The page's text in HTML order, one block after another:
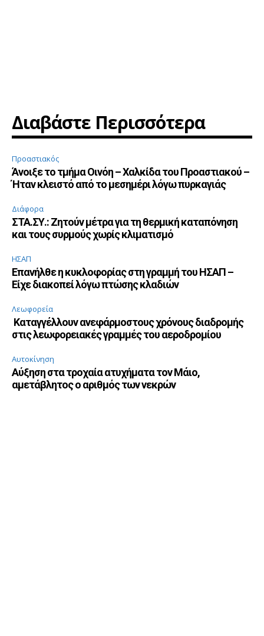
Διαβάστε Περισσότερα
Προαστιακός
Άνοιξε το τμήμα Οινόη – Χαλκίδα του Προαστιακού –
Ήταν κλειστό από το μεσημέρι λόγω πυρκαγιάς
Διάφορα
ΣΤΑ.ΣΥ.: Ζητούν μέτρα για τη θερμική καταπόνηση
και τους συρμούς χωρίς κλιματισμό
ΗΣΑΠ
Επανήλθε η κυκλοφορίας στη γραμμή του ΗΣΑΠ –
Είχε διακοπεί λόγω πτώσης κλαδιών
Λεωφορεία
Καταγγέλλουν ανεφάρμοστους χρόνους διαδρομής
στις λεωφορειακές γραμμές του αεροδρομίου
Αυτοκίνηση
Αύξηση στα τροχαία ατυχήματα τον Μάιο,
αμετάβλητος ο αριθμός των νεκρών